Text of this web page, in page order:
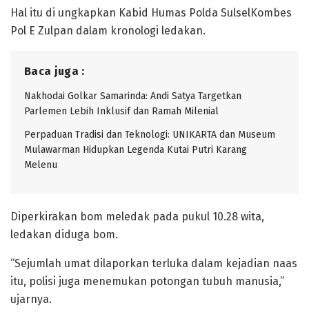
Hal itu di ungkapkan Kabid Humas Polda SulselKombes
Pol E Zulpan dalam kronologi ledakan.
Baca juga :
Nakhodai Golkar Samarinda: Andi Satya Targetkan
Parlemen Lebih Inklusif dan Ramah Milenial
Perpaduan Tradisi dan Teknologi: UNIKARTA dan Museum
Mulawarman Hidupkan Legenda Kutai Putri Karang
Melenu
Diperkirakan bom meledak pada pukul 10.28 wita,
ledakan diduga bom.
“Sejumlah umat dilaporkan terluka dalam kejadian naas
itu, polisi juga menemukan potongan tubuh manusia,”
ujarnya.